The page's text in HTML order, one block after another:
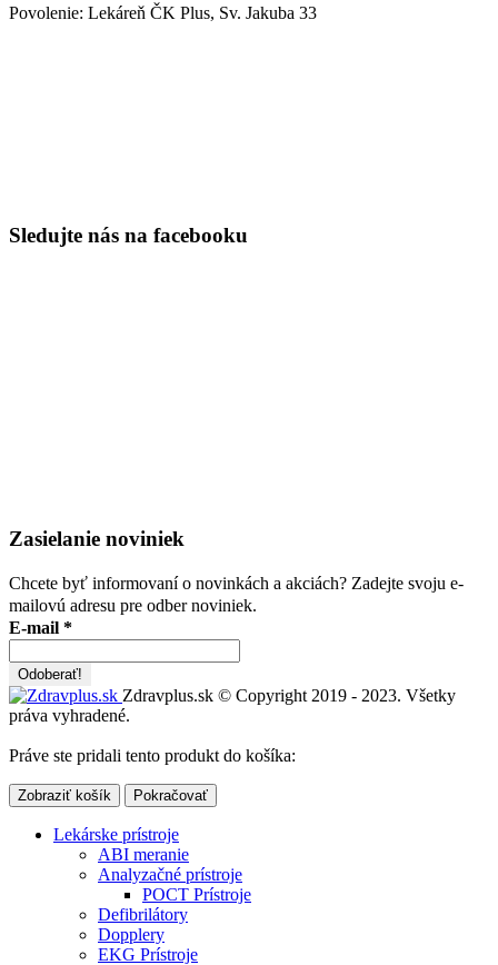
Povolenie: Lekáreň ČK Plus, Sv. Jakuba 33
Sledujte nás na facebooku
Zasielanie noviniek
Chcete byť informovaní o novinkách a akciách? Zadejte svoju e-
mailovú adresu pre odber noviniek.
E-mail *
Zdravplus.sk © Copyright 2019 - 2023. Všetky
práva vyhradené.
Práve ste pridali tento produkt do košíka:
Zobraziť košík Pokračovať
Lekárske prístroje
ABI meranie
Analyzačné prístroje
POCT Prístroje
Defibrilátory
Dopplery
EKG Prístroje